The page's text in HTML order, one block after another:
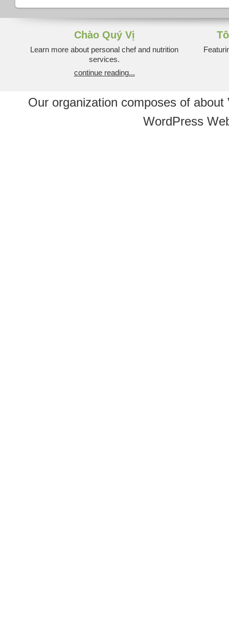
Chào Quý Vị
Learn more about personal chef and nutrition
services.
continue reading...
Our organization composes of
WordPress